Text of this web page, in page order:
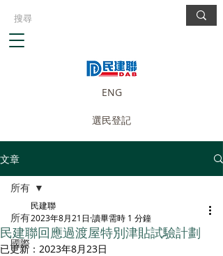
ENG
選民登記
文章
所有
國際
所有
民建聯回應過渡屋特別津貼試驗計劃
民建聯
2023年8月21日 讀畢需時 1 分鐘
已更新： 2023年8月23日